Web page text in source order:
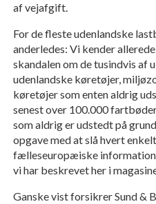
af vejafgift.
For de fleste udenlandske
anderledes: Vi kender
skandalen om de tusindvis
udenlandske køretøjer,
køretøjer som enten aldrig
senest over 100.000
som aldrig er udstedt på
opgave med at slå hvert
fælleseuropæiske
vi har beskrevet her i
Ganske vist forsikrer Sund &